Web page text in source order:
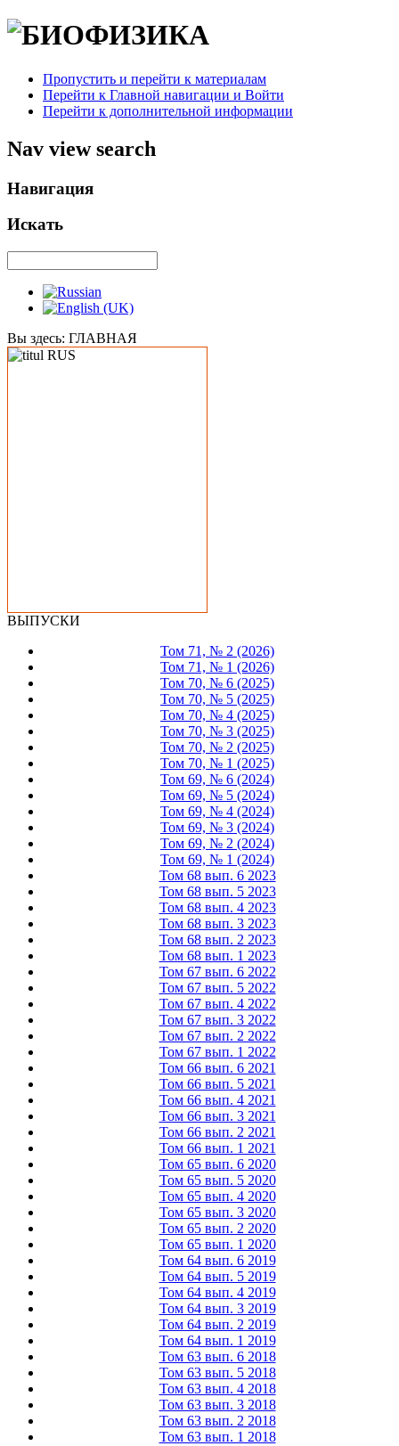
Пропустить и перейти к материалам
Перейти к Главной навигации и Войти
Перейти к дополнительной информации
Nav view search
Навигация
Искать
Вы здесь: ГЛАВНАЯ
ВЫПУСКИ
Том 71, № 2 (2026)
Том 71, № 1 (2026)
Том 70, № 6 (2025)
Том 70, № 5 (2025)
Том 70, № 4 (2025)
Том 70, № 3 (2025)
Том 70, № 2 (2025)
Том 70, № 1 (2025)
Том 69, № 6 (2024)
Том 69, № 5 (2024)
Том 69, № 4 (2024)
Том 69, № 3 (2024)
Том 69, № 2 (2024)
Том 69, № 1 (2024)
Том 68 вып. 6 2023
Том 68 вып. 5 2023
Том 68 вып. 4 2023
Том 68 вып. 3 2023
Том 68 вып. 2 2023
Том 68 вып. 1 2023
Том 67 вып. 6 2022
Том 67 вып. 5 2022
Том 67 вып. 4 2022
Том 67 вып. 3 2022
Том 67 вып. 2 2022
Том 67 вып. 1 2022
Том 66 вып. 6 2021
Том 66 вып. 5 2021
Том 66 вып. 4 2021
Том 66 вып. 3 2021
Том 66 вып. 2 2021
Том 66 вып. 1 2021
Том 65 вып. 6 2020
Том 65 вып. 5 2020
Том 65 вып. 4 2020
Том 65 вып. 3 2020
Том 65 вып. 2 2020
Том 65 вып. 1 2020
Том 64 вып. 6 2019
Том 64 вып. 5 2019
Том 64 вып. 4 2019
Том 64 вып. 3 2019
Том 64 вып. 2 2019
Том 64 вып. 1 2019
Том 63 вып. 6 2018
Том 63 вып. 5 2018
Том 63 вып. 4 2018
Том 63 вып. 3 2018
Том 63 вып. 2 2018
Том 63 вып. 1 2018